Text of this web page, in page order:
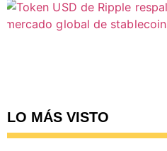
LO MÁS VISTO